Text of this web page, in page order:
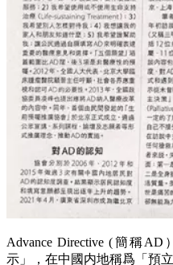
Advance Directive (簡稱
示」，在中國内地稱爲「預